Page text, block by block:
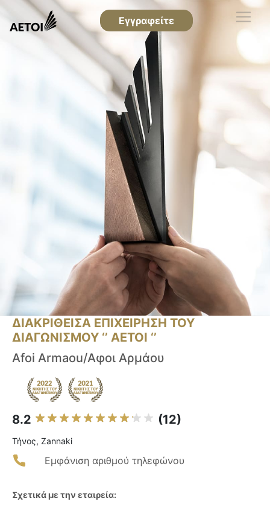
Εγγραφείτε
ΔΙΑΚΡΙΘΕΙΣΑ ΕΠΙΧΕΙΡΗΣΗ ΤΟΥ
ΔΙΑΓΩΝΙΣΜΟΥ ‘’ ΑΕΤΟΙ ‘’
Afoi Armaou/Αφοι Αρμάου
8.2 (12)
Τήνος, Zannaki
Εμφάνιση αριθμού τηλεφώνου
Σχετικά με την εταιρεία: